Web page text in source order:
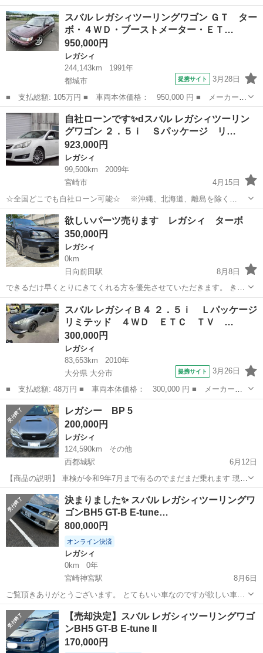
名： スバル ■ 車種名： レガシィＢ４ ■ グレード名： ２．０
Ｒ Ｂスポーツ ４ＷＤ キセノン パワーシート ＥＴＣ 運転席
エアバッグ 助手...
福岡 朝倉郡
スバル レガシィツーリングワゴン ＧＴ ター
ボ・４ＷＤ・ブーストメーター・ＥＴ…
950,000円
レガシィ
244,143km
1991年
都城市
提携サイト 3月28日
■ 支払総額: 105万円 ■ 車両本体価格： 950,000 円 ■ メーカー
名： スバル ■ 車種名： レガシィツーリングワゴン ■ グレード
名： ＧＴ ターボ・４ＷＤ・ブーストメーター・ＥＴＣ・社外アル
ミ・モモステ・...
宮崎 都城市 レガシィ
自社ローンです✨dスバル レガシィツーリン
グワゴン ２．５ｉ Ｓパッケージ リ…
923,000円
レガシィ
99,500km
2009年
宮崎市
4月15日
☆全国どこでも自社ローン可能☆ ※沖縄、北海道、離島を除く
https://www.otoron.jp/lists/detail?carno=029323 自己破産、債務整理の
経験あり… 転職したばかり…自...
宮崎 宮崎市 レガシィ レガシィツーリングワゴン
欲しいパーツ売ります レガシィ ターボ
350,000円
レガシィ
0km
日向前田駅
8月8日
できるだけ早くとりにきてくれる方を優先させていただきます。 きれ
いです 欲しいパーツいつでも売ります 気に点ありましたらコメントよ
ろしくおねがいします。
宮崎 都城市 日向前田駅
スバル レガシィＢ４ ２．５ｉ Ｌパッケージ
リミテッド ４ＷＤ ＥＴＣ ＴＶ …
300,000円
レガシィ
83,653km
2010年
大分県 大分市
提携サイト 3月26日
■ 支払総額: 48万円 ■ 車両本体価格： 300,000 円 ■ メーカー
名： スバル ■ 車種名： レガシィＢ４ ■ グレード名： ２．５
ｉ Ｌパッケージリミテッド ４ＷＤ ＥＴＣ ＴＶ アルミホイー
ル ＨＩＤ ＣＶ...
大分 大分市 レガシィ
レガシー BP 5
200,000円
レガシィ
124,590km
その他
西都城駅
6月12日
【商品の説明】 車検が令和9年7月まで有るのでまだまだ乗れます 現車
確認：可能 試乗も可能 事故暦： 無 直接お引取りお願いします 年式は
平成18年 (2006です ATターボ車です 【商品の状態】 車両状態：今の
所は問...
宮崎 都城市 西都城駅 レガシー
決まりました✨ スバル レガシィツーリングワ
ゴンBH5 GT-B E-tune…
800,000円
オンライン決済
レガシィ
0km
0年
宮崎神宮駅
8月6日
ご覧頂きありがとうございます。 とてもいい車なのですが欲しい車が
あるため手放します。 車両詳細 スバル レガシィツーリングワゴン
BH5 GT-B E-tuneⅡ AT 車検R9 7月まで（2年） 走行距離13万キロ弱
（足...
宮崎 宮崎市 宮崎神宮駅
レガシィツーリングワゴン
【売却決定】スバル レガシィツーリングワゴ
ンBH5 GT-B E-tune II
170,000円